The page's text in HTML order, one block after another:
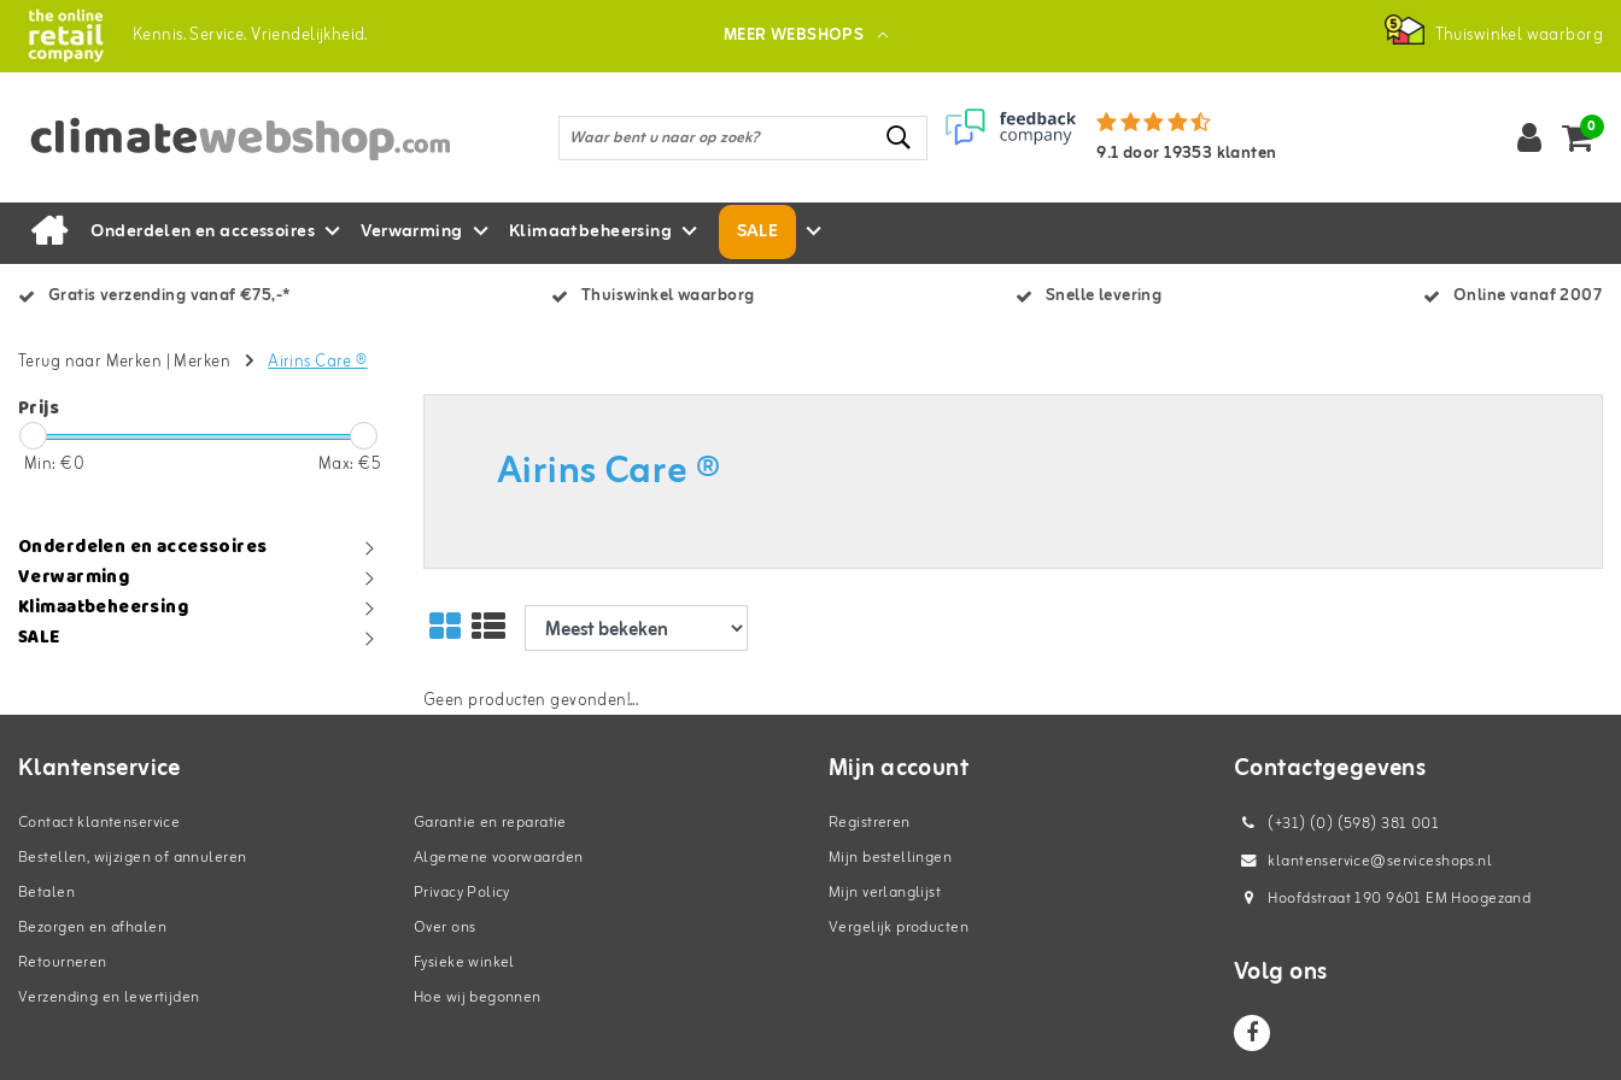
Kennis.Service.Vriendelijkheid. MEER WEBSHOPS Thuiswinkel waarborg
9.1door19353 klanten
0
Onderdelen en accessoires Verwarming Klimaatbeheersing SALE
Gratis verzending vanaf €75,-* Thuiswinkel waarborg Snelle levering Online vanaf 2007
Terug naar Merken | Merken Airins Care ®
Prijs
Min: €0 Max: €5
Onderdelen en accessoires
Verwarming
Klimaatbeheersing
SALE
Airins Care ®
Geen producten gevonden!...
Klantenservice
Contact klantenservice
Bestellen, wijzigen of annuleren
Betalen
Bezorgen en afhalen
Retourneren
Verzending en levertijden
Garantie en reparatie
Algemene voorwaarden
Privacy Policy
Over ons
Fysieke winkel
Hoe wij begonnen
Mijn account
Registreren
Mijn bestellingen
Mijn verlanglijst
Vergelijk producten
Contactgegevens
(+31) (0) (598) 381 001
klantenservice@serviceshops.nl
Hoofdstraat 190 9601 EM Hoogezand
Volg ons